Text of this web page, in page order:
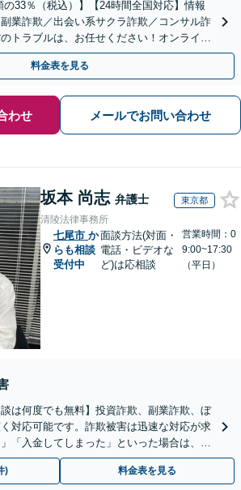
の33％（税込）】【24時間全国対応】情報
業詐欺／出会い系サクラ詐欺／コンサル詐
トラブルは、お任せください！オンライン
料金表を見る
わせ メールでお問い合わせ
坂本 尚志 弁護士 東京都
清陵法律事務所
七尾市 か
らも相談
受付中
面談方法(対面・
電話・ビデオな
ど)は応相談
営業時間：0
9:00~17:30
（平日）
談は何度でも無料】投資詐欺、副業詐欺、ぼ
対応可能です。詐欺被害は迅速な対応が求
「入金してしまった」といった場合は、お
電話・メール・WEB相談可】
) 料金表を見る